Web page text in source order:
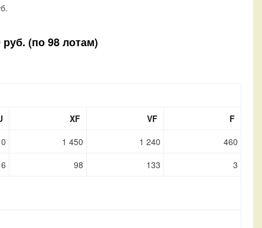
(по 98 лотам)
XF VF
F
1 450 1 240
460
98 133 3